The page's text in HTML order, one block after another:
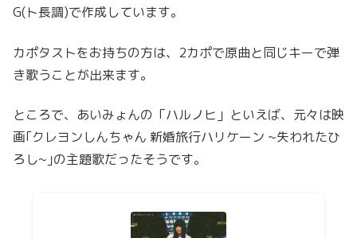
G(ト長調)で作成しています。
カポタストをお持ちの方は、2カポで原曲と同じキーで弾
き歌うことが出来ます。
ところで、あいみょんの「ハルノヒ」といえば、元々は映
画｢クレヨンしんちゃん 新婚旅行ハリケーン ~失われたひ
ろし~｣の主題歌だったそうです。